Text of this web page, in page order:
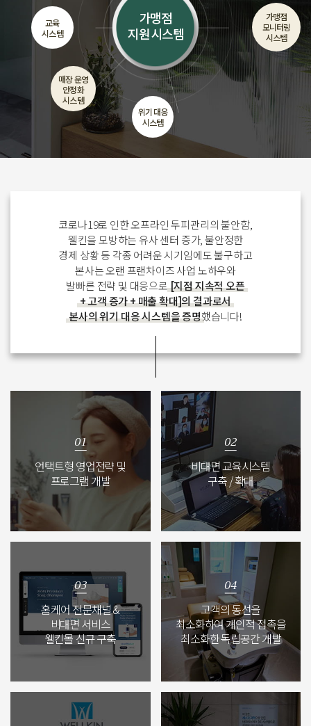
가맹점
지원 시스템
교육
시스템
가맹점
모니터링
시스템
매장 운영
안정화
시스템
위기 대응
시스템
코로나19로 인한 오프라인 두피관리의 불안함,
웰킨을 모방하는 유사 센터 증가, 불안정한
경제 상황 등 각종 어려운 시기임에도 불구하고
본사는 오랜 프랜차이즈 사업 노하우와
발빠른 전략 및 대응으로[지점 지속적 오픈
+ 고객 증가 + 매출 확대]의 결과로서
본사의 위기 대응 시스템을 증명했습니다!
언택트형 영업전략 및
프로그램 개발
비대면 교육시스템
구축 / 확대
홈케어 전문채널 &
비대면 서비스
웰킨몰 신규 구축
고객의 동선을
최소화하여 개인적 접촉을
최소화한 독립공간 개발
개인정보 수집 및 이용 동의 (필수) 전체보기
취소 확인